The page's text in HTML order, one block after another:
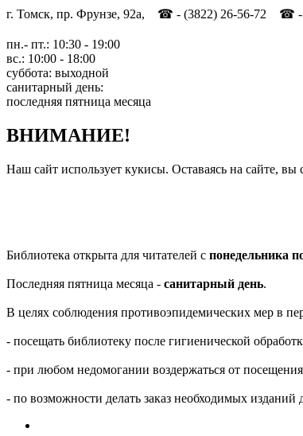
г. Томск, пр. Фрунзе, 92а, ☎ - (3822) 26-56-72 ☎ -
пн.- пт.: 10:30 - 19:00
вс.: 10:00 - 18:00
суббота: выходной
санитарный день:
последняя пятница месяца
ВНИМАНИЕ!
Наш сайт использует кукисы. Оставаясь на сайте, вы
Библиотека открыта для читателей с понедельника
Последняя пятница месяца - санитарный день.
В целях соблюдения противоэпидемических мер в
- посещать библиотеку после гигиенической
- при любом недомогании воздержаться от
- по возможности делать заказ необходимых